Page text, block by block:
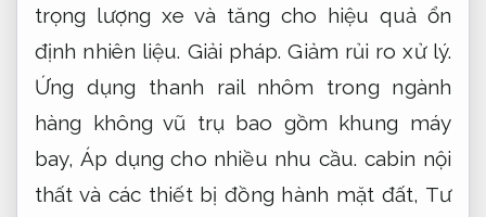
trọng lượng xe và tăng cho hiệu quả ổn
định nhiên liệu. Giải pháp. Giảm rủi ro xử lý.
Ứng dụng thanh rail nhôm trong ngành
hàng không vũ trụ bao gồm khung máy
bay, Áp dụng cho nhiều nhu cầu. cabin nội
thất và các thiết bị đồng hành mặt đất, Tư